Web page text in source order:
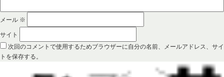
メール ※
サイト
次回のコメントで使用するためブラウザーに自分の名前、メールアドレス、サイ
トを保存する。